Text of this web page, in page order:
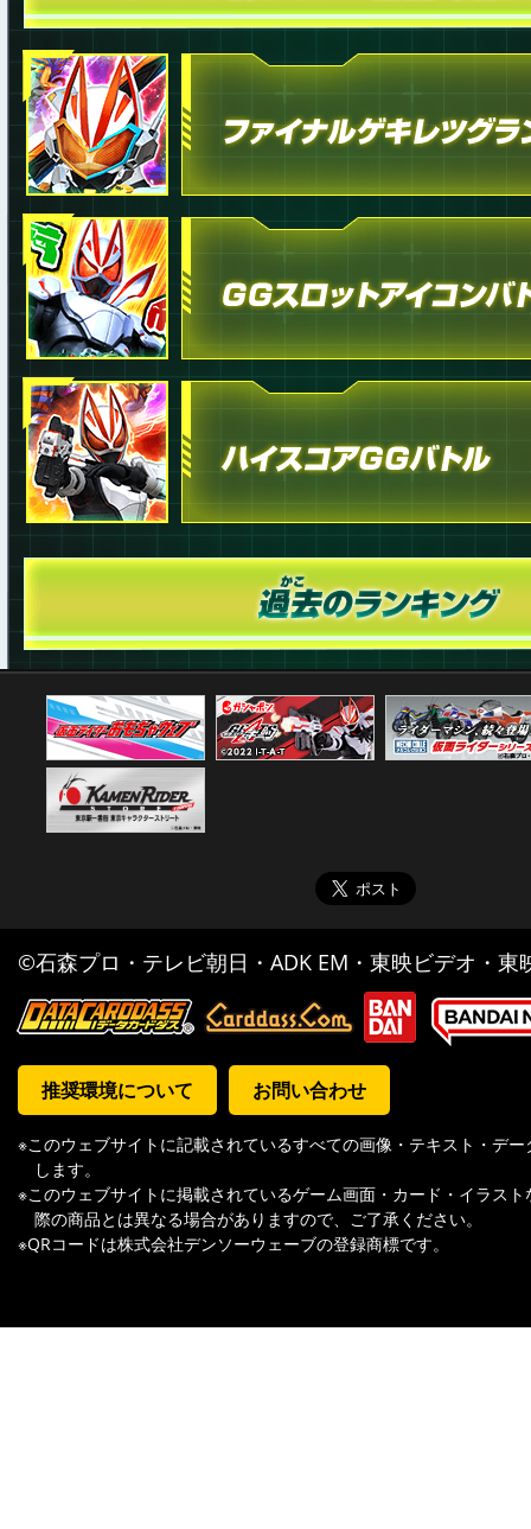
©石森プロ・テレビ朝日・ADK EM・東映ビデオ・
推奨環境について お問い合わせ
※このウェブサイトに記載されているすべての画像・テキスト・デ
します。
※このウェブサイトに掲載されているゲーム画面・カード・イラス
際の商品とは異なる場合がありますので、ご了承ください。
※QRコードは株式会社デンソーウェーブの登録商標です。